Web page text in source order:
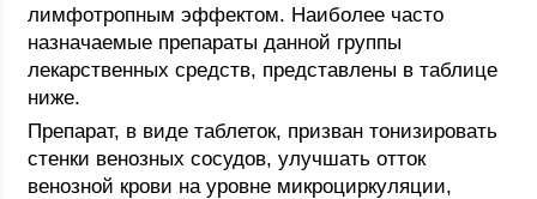
лимфотропным эффектом. Наиболее часто
назначаемые препараты данной группы
лекарственных средств, представлены в таблице
ниже.
Препарат, в виде таблеток, призван тонизировать
стенки венозных сосудов, улучшать отток
венозной крови на уровне микроциркуляции,